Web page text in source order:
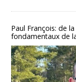
Paul François: de
fondamentaux de